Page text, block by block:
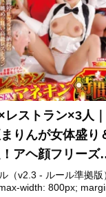
レストラン×3人｜
りんが女体盛り
アヘ顔フリーズ
（v2.3 - ルール準拠版
width: 800px;